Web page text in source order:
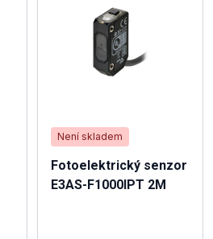
Není skladem
Fotoelektrický senzor
E3AS-F1000IPT 2M